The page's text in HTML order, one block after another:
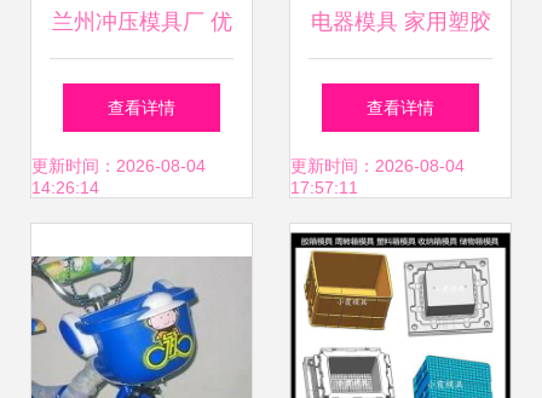
兰州冲压模具厂 优
良兰州塑料模具厂
家直销 兰州百万塑
司
查看详情
更新时间：2026-08-04
14:26:14
电器模具 家用塑胶
空气净化器模具 家
用塑胶加湿器模具
查看详情
更新时间：2026-08-04
17:57:11